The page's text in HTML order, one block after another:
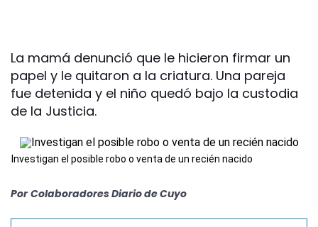
La mamá denunció que le hicieron firmar un
papel y le quitaron a la criatura. Una pareja
fue detenida y el niño quedó bajo la custodia
de la Justicia.
Investigan el posible robo o venta de un recién nacido
Por Colaboradores Diario de Cuyo